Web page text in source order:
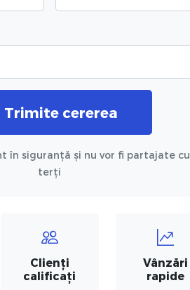
Trimite cererea
în siguranță și nu vor fi partajate cu
terți
Clienți
calificați
Vânzări
rapide